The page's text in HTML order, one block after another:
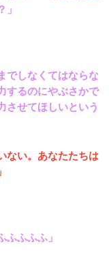
でしなくてはならな
するのにやぶさかで
させてほしいという
ない。あなたたちは
ふふふ」